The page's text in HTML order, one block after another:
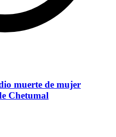
muerte de mujer
Chetumal